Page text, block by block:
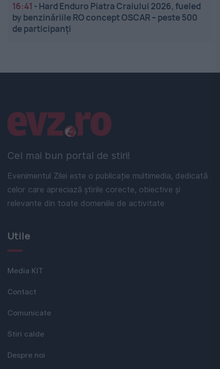
16:41 - Hard Enduro Piatra Craiului 2026, fueled
by benzinăriile RO concept OSCAR – peste 500
de participanți
Cel mai bun portal de stiri!
Evenimentul Zilei este o publicație multimedia, dedicată
celor care apreciază știrile corecte, obiective și
relevante din toate domeniile de activitate
Linkuri utile
Utile
Media KIT
Contact
Comunicate
Stiri calde
Despre noi